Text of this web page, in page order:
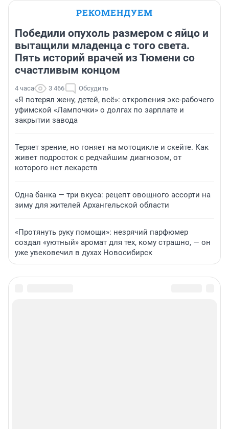
РЕКОМЕНДУЕМ
Победили опухоль размером с яйцо и
вытащили младенца с того света.
Пять историй врачей из Тюмени со
счастливым концом
4 часа 3 466 Обсудить
«Я потерял жену, детей, всё»: откровения экс-рабочего
уфимской «Лампочки» о долгах по зарплате и
закрытии завода
Теряет зрение, но гоняет на мотоцикле и скейте. Как
живет подросток с редчайшим диагнозом, от
которого нет лекарств
Одна банка — три вкуса: рецепт овощного ассорти на
зиму для жителей Архангельской области
«Протянуть руку помощи»: незрячий парфюмер
создал «уютный» аромат для тех, кому страшно, — он
уже увековечил в духах Новосибирск